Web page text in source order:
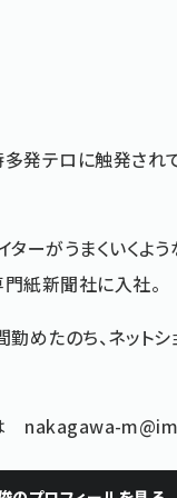
発テロに触発され
ーがうまくいくよ
紙新聞社に入社。
めたのち、ネット
nakagawa-